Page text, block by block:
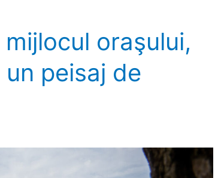
oraşului,
peisaj de